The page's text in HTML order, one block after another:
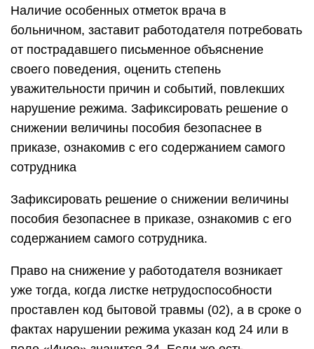
Наличие особенных отметок врача в
больничном, заставит работодателя потребовать
от пострадавшего письменное объяснение
своего поведения, оценить степень
уважительности причин и событий, повлекших
нарушение режима. Зафиксировать решение о
снижении величины пособия безопаснее в
приказе, ознакомив с его содержанием самого
сотрудника
Зафиксировать решение о снижении величины
пособия безопаснее в приказе, ознакомив с его
содержанием самого сотрудника.
Право на снижение у работодателя возникает
уже тогда, когда листке нетрудоспособности
проставлен код бытовой травмы (02), а в сроке о
фактах нарушении режима указан код 24 или в